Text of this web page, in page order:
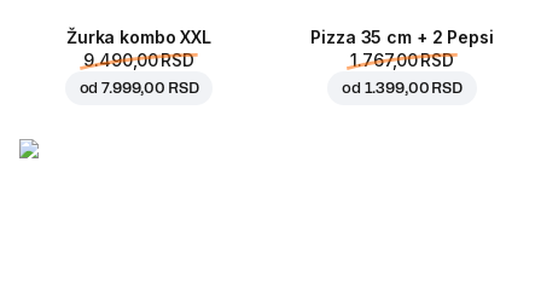
Žurka kombo XXL
9.490,00 RSD
od7.999,00 RSD
Pizza 35 cm + 2 Pepsi
1.767,00 RSD
od 1.399,00 RSD